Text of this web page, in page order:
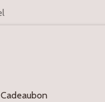
Cadeaubon